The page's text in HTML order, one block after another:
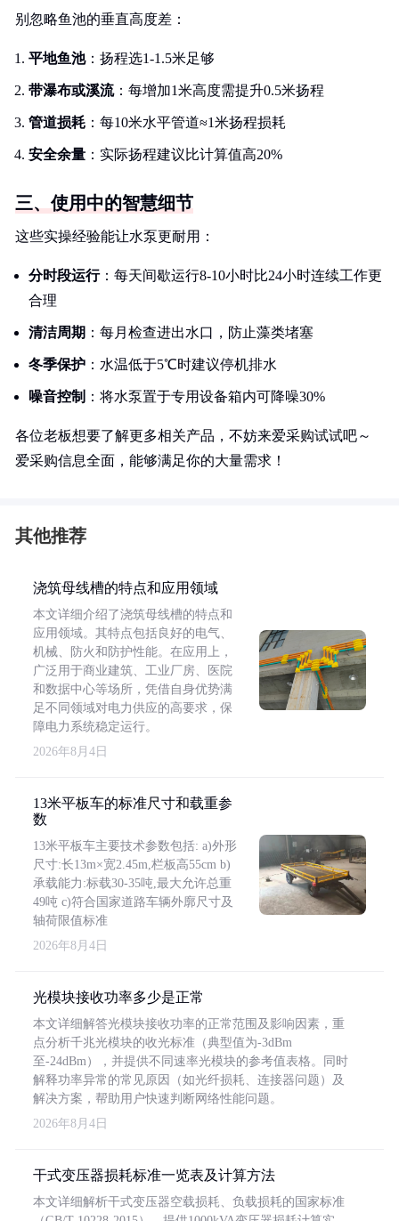
别忽略鱼池的垂直高度差：
平地鱼池：扬程选1-1.5米足够
带瀑布或溪流：每增加1米高度需提升0.5米扬程
管道损耗 ：每10米水平管道≈1米扬程损耗
安全余量 ：实际扬程建议比计算值高20%
三、使用中的智慧细节
这些实操经验能让水泵更耐用：
分时段运行：每天间歇运行8-10小时比24小时连续工作更
合理
清洁周期 ：每月检查进出水口，防止藻类堵塞
冬季保护 ：水温低于5℃时建议停机排水
噪音控制 ：将水泵置于专用设备箱内可降噪30%
各位老板想要了解更多相关产品，不妨来爱采购试试吧～
爱采购信息全面，能够满足你的大量需求！
其他推荐
浇筑母线槽的特点和应用领域
本文详细介绍了浇筑母线槽的特点和
应用领域。其特点包括良好的电气、
机械、防火和防护性能。在应用上，
广泛用于商业建筑、工业厂房、医院
和数据中心等场所，凭借自身优势满
足不同领域对电力供应的高要求，保
障电力系统稳定运行。
2026年8月4日
13米平板车的标准尺寸和载重参
数
13米平板车主要技术参数包括: a)外形
尺寸:长13m×宽2.45m,栏板高55cm b)
承载能力:标载30-35吨,最大允许总重
49吨 c)符合国家道路车辆外廓尺寸及
轴荷限值标准
2026年8月4日
光模块接收功率多少是正常
本文详细解答光模块接收功率的正常范围及影响因素，重
点分析千兆光模块的收光标准（典型值为-3dBm
至-24dBm），并提供不同速率光模块的参考值表格。同时
解释功率异常的常见原因（如光纤损耗、连接器问题）及
解决方案，帮助用户快速判断网络性能问题。
2026年8月4日
干式变压器损耗标准一览表及计算方法
本文详细解析干式变压器空载损耗、负载损耗的国家标准